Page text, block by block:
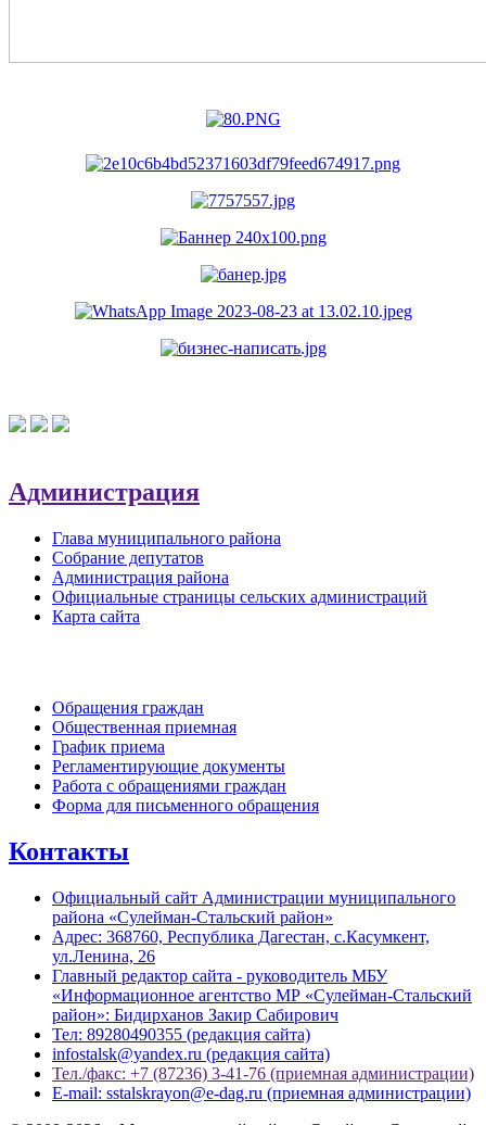
Администрация
Глава муниципального района
Собрание депутатов
Администрация района
Официальные страницы сельских администраций
Карта сайта
Обращения граждан
Общественная приемная
График приема
Регламентирующие документы
Работа с обращениями граждан
Форма для письменного обращения
Контакты
Официальный сайт Администрации муниципального
района «Сулейман-Стальский район»
Адрес: 368760, Республика Дагестан, с.Касумкент,
ул.Ленина, 26
Главный редактор сайта - руководитель МБУ
«Информационное агентство МР «Сулейман-Стальский
район»: Бидирханов Закир Сабирович
Тел: 89280490355 (редакция сайта)
infostalsk@yandex.ru (редакция сайта)
Тел./факс: +7 (87236) 3-41-76 (приемная администрации)
E-mail: sstalskrayon@e-dag.ru (приемная администрации)